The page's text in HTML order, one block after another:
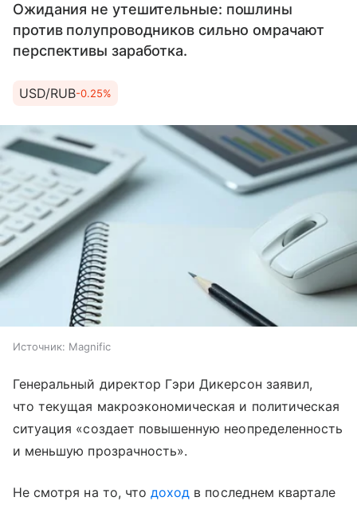
Ожидания не утешительные: пошлины
против полупроводников сильно омрачают
перспективы заработка.
USD/RUB-0.25%
Источник: Magnific
Генеральный директор Гэри Дикерсон заявил,
что текущая макроэкономическая и политическая
ситуация «создает повышенную неопределенность
и меньшую прозрачность».
Не смотря на то, чтодоход в последнем квартале